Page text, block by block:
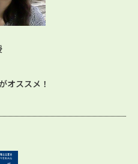
オススメ！